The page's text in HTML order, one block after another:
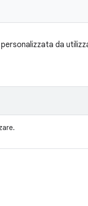
personalizzata da